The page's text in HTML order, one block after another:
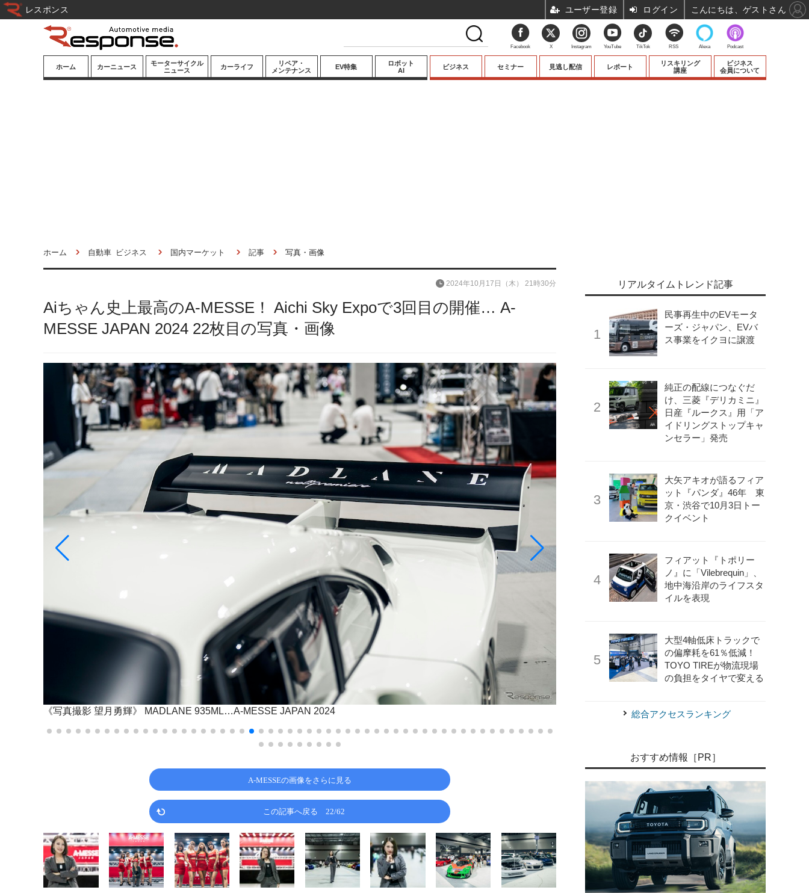
ホーム カーニュース
モーターサイクル
ニュース
カーライフ
リペア・
メンテナンス
EV特集
ロボット
AI
ビジネス セミナー 見逃し配信 レポート
リスキリング
講座
ビジネス
会員について
ホーム 自動車 ビジネス 国内マーケット 記事 写真・画像
Aiちゃん史上最高のA-MESSE！ Aichi Sky Expoで3回目の開催… A-
MESSE JAPAN 2024 22枚目の写真・画像
2024年10月17日（木） 21時30分
《写真撮影 望月勇輝》 MADLANE 935ML…A-MESSE JAPAN 2024 《写真撮影 望月勇輝》 MADLANE 935ML…A-MESSE
A-MESSEの画像をさらに見る
この記事へ戻る 22/62
リアルタイムトレンド記事
民事再生中のEVモータ
ーズ・ジャパン、EVバ
ス事業をイクヨに譲渡
純正の配線につなぐだ
け、三菱『デリカミニ』
日産『ルークス』用「ア
イドリングストップキャ
ンセラー」発売
大矢アキオが語るフィア
ット『パンダ』46年 東
京・渋谷で10月3日トー
クイベント
フィアット『トポリー
ノ』に「Vilebrequin」、
地中海沿岸のライフスタ
イルを表現
大型4軸低床トラックで
の偏摩耗を61％低減！
TOYO TIREが物流現場
の負担をタイヤで変える
総合アクセスランキング
おすすめ情報［PR］
Facebook X Instagram YouTube TikTok RSS Alexa Podcast
レスポンス ユーザー登録 ログイン こんにちは、ゲストさん